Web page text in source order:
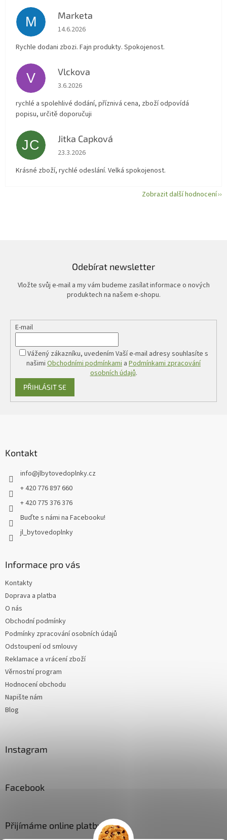
M Marketa
Hodnocení obchodu je 5 z 5 hvězdiček.
14.6.2026
Rychle dodani zbozi. Fajn produkty. Spokojenost.
V Vlckova
Hodnocení obchodu je 5 z 5 hvězdiček.
3.6.2026
rychlé a spolehlivé dodání, příznivá cena, zboží odpovídá
popisu, určitě doporučuji
JC Jitka Capková
Hodnocení obchodu je 5 z 5 hvězdiček.
23.3.2026
Krásné zboží, rychlé odeslání. Velká spokojenost.
Zobrazit další hodnocení
Odebírat newsletter
Vložte svůj e-mail a my vám budeme zasílat informace o nových
produktech na našem e-shopu.
E-mail
Vážený zákazníku, uvedením Vaší e-mail adresy souhlasíte s
našimi Obchodními podmínkami a Podmínkami zpracování
osobních údajů.
PŘIHLÁSIT SE
Kontakt
info@jlbytovedoplnky.cz
+ 420 776 897 660
+ 420 775 376 376
Buďte s námi na Facebooku!
jl_bytovedoplnky
Informace pro vás
Kontakty
Doprava a platba
O nás
Obchodní podmínky
Podmínky zpracování osobních údajů
Odstoupení od smlouvy
Reklamace a vrácení zboží
Věrnostní program
Hodnocení obchodu
Napište nám
Blog
Instagram
Facebook
Přijímáme online platby